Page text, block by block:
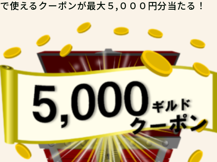
で使えるクーポンが最大５,０００円分当たる！